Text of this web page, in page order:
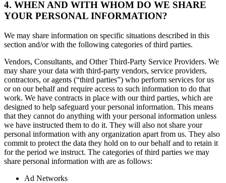
4. WHEN AND WITH WHOM DO WE SHARE
YOUR PERSONAL INFORMATION?
We may share information on specific situations described in this
section and/or with the following categories of third parties.
Vendors, Consultants, and Other Third-Party Service Providers. We
may share your data with third-party vendors, service providers,
contractors, or agents (“third parties”) who perform services for us
or on our behalf and require access to such information to do that
work. We have contracts in place with our third parties, which are
designed to help safeguard your personal information. This means
that they cannot do anything with your personal information unless
we have instructed them to do it. They will also not share your
personal information with any organization apart from us. They also
commit to protect the data they hold on to our behalf and to retain it
for the period we instruct. The categories of third parties we may
share personal information with are as follows:
Ad Networks